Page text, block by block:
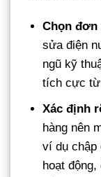
Chọn
sửa điện
ngũ kỹ
tích cực
Xác định
hàng nên
ví dụ chập
hoạt